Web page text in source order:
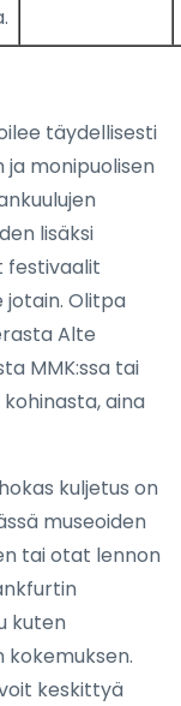
täydellisesti
ja monipuolisen
lisäksi
festivaalit
Olitpa
Alte
MMK:ssa tai
aina
kuljetus on
museoiden
tai otat lennon
kuten
keskittyä